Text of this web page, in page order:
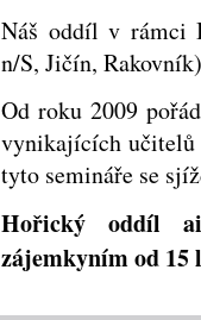
Náš oddíl v rámci
n/S, Jičín,
Od roku 2009
vynikajících učitelů
tyto semináře se
Hořický oddíl
zájemkyním od 15